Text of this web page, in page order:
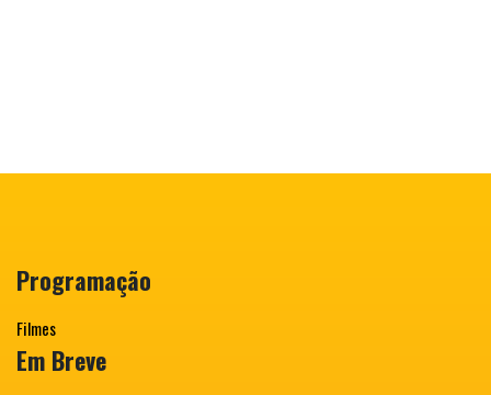
Programação
Filmes
Em Breve